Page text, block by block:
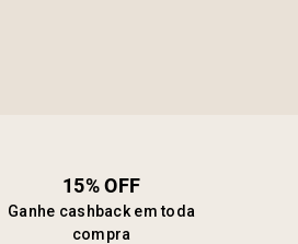
15% OFF
Ganhe cashback em toda
compra